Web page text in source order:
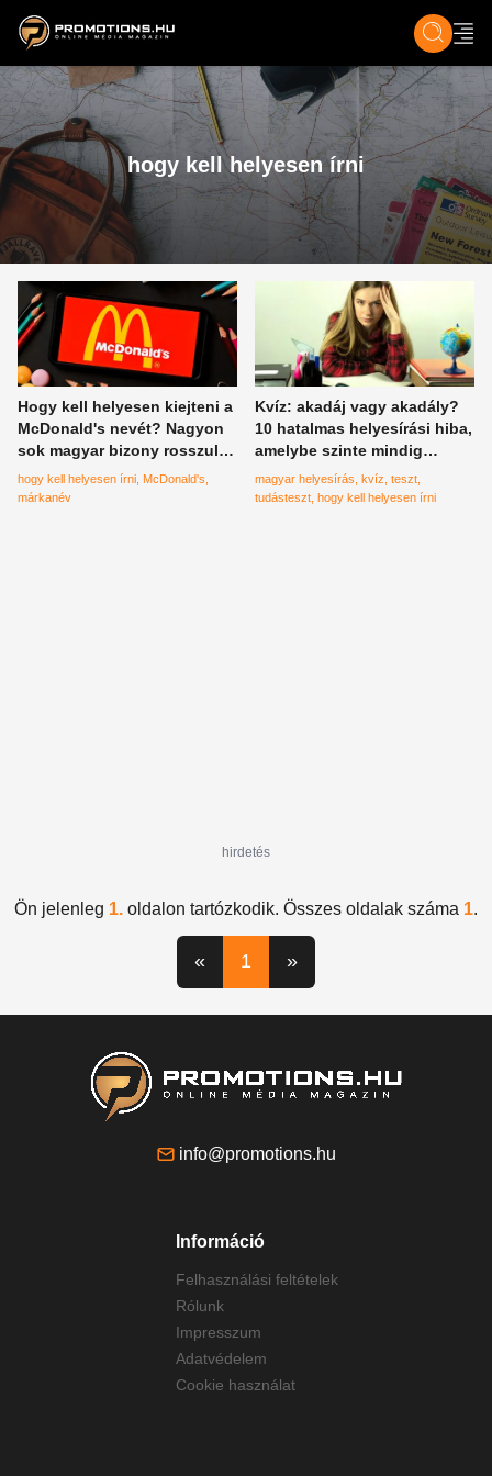
ZENE, FILM & KULT ÉLET TECH &
hogy kell helyesen írni
Hogy kell helyesen kiejteni a
McDonald's nevét? Nagyon
sok magyar bizony rosszul
tudja
hogy kell helyesen írni McDonald's
márkanév
Kvíz: akadáj vagy akadály?
10 hatalmas helyesírási hiba,
amelybe szinte mindig
belefutunk
magyar helyesírás kvíz teszt
tudásteszt hogy kell helyesen írni
hirdetés
Ön jelenleg 1. oldalon tartózkodik. Összes oldalak száma 1.
« 1 »
info@promotions.hu
Információ
Felhasználási feltételek
Rólunk
Impresszum
Adatvédelem
Cookie használat